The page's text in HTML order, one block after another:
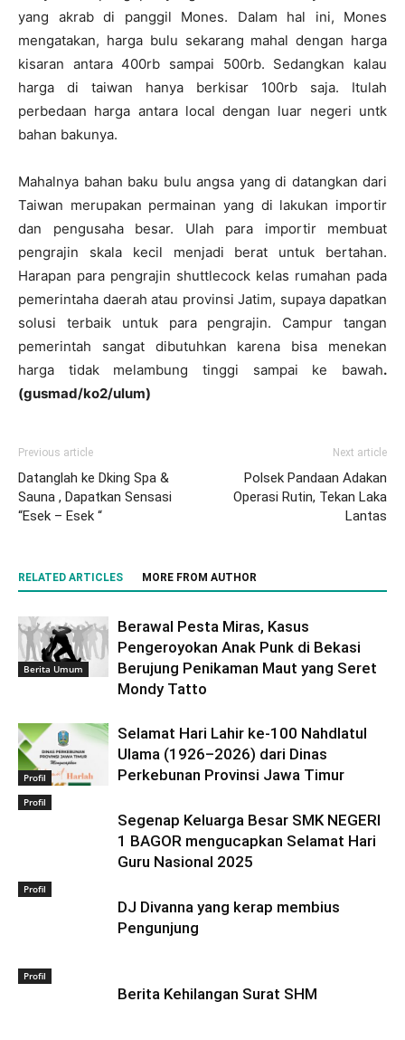
yang akrab di panggil Mones. Dalam hal ini, Mones
mengatakan, harga bulu sekarang mahal dengan harga
kisaran antara 400rb sampai 500rb. Sedangkan kalau
harga di taiwan hanya berkisar 100rb saja. Itulah
perbedaan harga antara local dengan luar negeri untk
bahan bakunya.
Mahalnya bahan baku bulu angsa yang di datangkan dari
Taiwan merupakan permainan yang di lakukan importir
dan pengusaha besar. Ulah para importir membuat
pengrajin skala kecil menjadi berat untuk bertahan.
Harapan para pengrajin shuttlecock kelas rumahan pada
pemerintaha daerah atau provinsi Jatim, supaya dapatkan
solusi terbaik untuk para pengrajin. Campur tangan
pemerintah sangat dibutuhkan karena bisa menekan
harga tidak melambung tinggi sampai ke bawah.
(gusmad/ko2/ulum)
Previous article
Datanglah ke Dking Spa &
Sauna , Dapatkan Sensasi
“Esek – Esek “
Next article
Polsek Pandaan Adakan
Operasi Rutin, Tekan Laka
Lantas
RELATED ARTICLES MORE FROM AUTHOR
Berita Umum
Berawal Pesta Miras, Kasus
Pengeroyokan Anak Punk di Bekasi
Berujung Penikaman Maut yang Seret
Mondy Tatto
Profil
Selamat Hari Lahir ke-100 Nahdlatul
Ulama (1926–2026) dari Dinas
Perkebunan Provinsi Jawa Timur
Profil
Segenap Keluarga Besar SMK NEGERI
1 BAGOR mengucapkan Selamat Hari
Guru Nasional 2025
Profil
DJ Divanna yang kerap membius
Pengunjung
Profil
Berita Kehilangan Surat SHM